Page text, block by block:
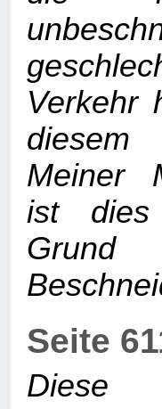
Verkehr
Meiner
ist dies
Seite
Diese